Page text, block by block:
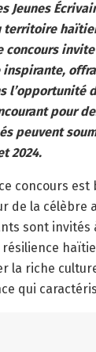
Jeunes
territoire
concours
l’opportunité
pour
peuvent
2024.
concours est
de la célèbre
sont invités
résilience
la riche
qui